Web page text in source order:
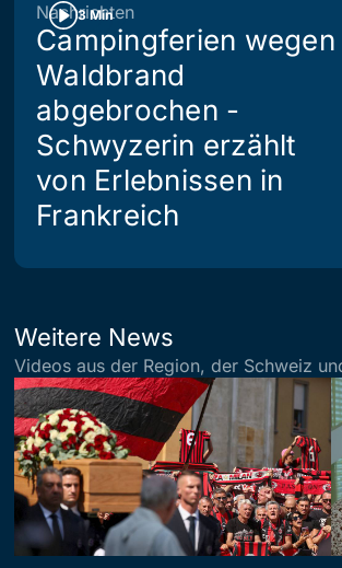
3 Min
Nachrichten
Campingferien wegen
Waldbrand
abgebrochen -
Schwyzerin erzählt
von Erlebnissen in
Frankreich
Weitere News
Videos aus der Region, der Schweiz